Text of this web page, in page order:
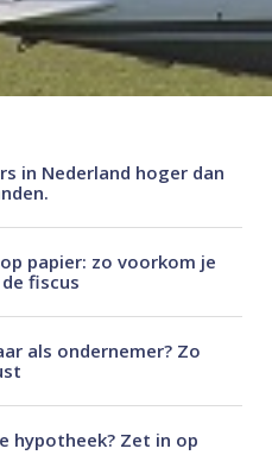
in Nederland hoger dan
papier: zo voorkom je
fiscus
als ondernemer? Zo
hypotheek? Zet in op